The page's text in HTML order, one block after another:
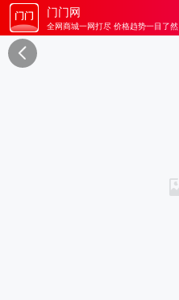
门门网
全网商城一网打尽 价格趋势一目了然